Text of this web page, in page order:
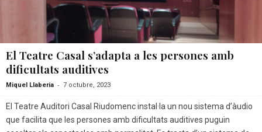
El Teatre Casal s’adapta a les persones amb
dificultats auditives
Miquel Llaberia - 7 octubre, 2023
El Teatre Auditori Casal Riudomenc instal·la un nou sistema d’àudio
que facilita que les persones amb dificultats auditives puguin